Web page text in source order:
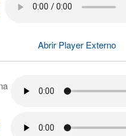
Abrir Player Externo